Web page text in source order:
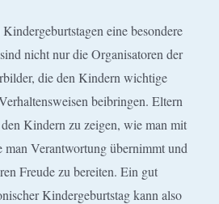
eine besondere
nicht nur die Organisatoren der
die den Kindern wichtige
beibringen. Eltern
Kindern zu zeigen, wie man mit
Verantwortung übernimmt und
Freude zu bereiten. Ein gut
Kindergeburtstag kann also